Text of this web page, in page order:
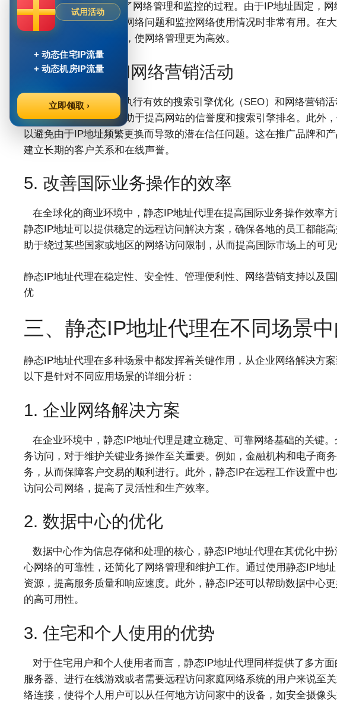
静态IP地址代理简化了网络管理和监控的过程。由于IP地址固定，
用户的活动，这在排查网络问题和监控网络使用情况时非常有用。在
织内部的网络结构清晰，使网络管理更为高效。
4. 支持SEO和网络营销活动
静态IP地址代理对于执行有效的搜索引擎优化（SEO）和网络营销
稳定的网络身份，这有助于提高网站的信誉度和搜索引擎排名。此外
以避免由于IP地址频繁更换而导致的潜在信任问题。这在推广品牌和
建立长期的客户关系和在线声誉。
5. 改善国际业务操作的效率
在全球化的商业环境中，静态IP地址代理在提高国际业务操作效率
静态IP地址可以提供稳定的远程访问解决方案，确保各地的员工都能
助于绕过某些国家或地区的网络访问限制，从而提高国际市场上的可见
静态IP地址代理在稳定性、安全性、管理便利性、网络营销支持以及
优
三、静态IP地址代理在不同场景中
静态IP地址代理在多种场景中都发挥着关键作用，从企业网络解决方
以下是针对不同应用场景的详细分析：​​
1. 企业网络解决方案
在企业环境中，静态IP地址代理是建立稳定、可靠网络基础的关键
务访问，对于维护关键业务操作至关重要。例如，金融机构和电子商
务，从而保障客户交易的顺利进行。此外，静态IP在远程工作设置中
访问公司网络，提高了灵活性和生产效率。
2. 数据中心的优化
数据中心作为信息存储和处理的核心，静态IP地址代理在其优化中
心网络的可靠性，还简化了网络管理和维护工作。通过使用静态IP地
资源，提高服务质量和响应速度。此外，静态IP还可以帮助数据中心
的高可用性。
3. 住宅和个人使用的优势
对于住宅用户和个人使用者而言，静态IP地址代理同样提供了多方
服务器、进行在线游戏或者需要远程访问家庭网络系统的用户来说至
络连接，使得个人用户可以从任何地方访问家中的设备，如安全摄像头
试用活动
+ 动态住宅IP流量
+ 动态机房IP流量
立即领取 ›